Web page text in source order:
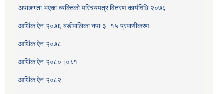
अपाङगता भएका व्यक्तिको परिचयपत्र वितरण कार्यविधि २०७६
आर्थिक ऐन २०७६ बडीमालिका नपा ३।१५ प्रमाणीकरण
आर्थिक ऐन २०७८
आर्थिक ऐन २०८०।०८१
आर्थिक ऐन २०८२